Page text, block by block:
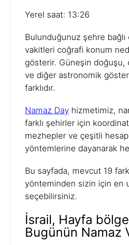
Yerel saat: 13:26
Bulunduğunuz şehre bağlı
vakitleri coğrafi konum
gösterir. Güneşin doğuşu,
ve diğer astronomik
farklıdır.
Namaz Day hizmetimiz,
farklı şehirler için
mezhepler ve çeşitli
yöntemlerine dayanarak
Bu sayfada, mevcut 19
yönteminden sizin için en
seçebilirsiniz.
İsrail, Hayfa
Bugünün Namaz